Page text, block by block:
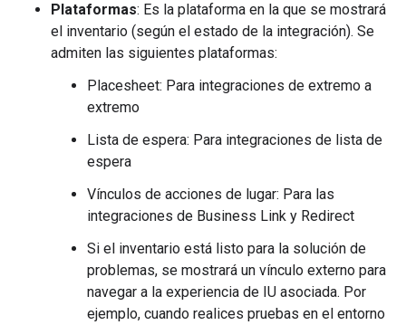
Plataformas: Es la plataforma en la que se mostrará
el inventario (según el estado de la integración). Se
admiten las siguientes plataformas:
Placesheet: Para integraciones de extremo a
extremo
Lista de espera: Para integraciones de lista de
espera
Vínculos de acciones de lugar: Para las
integraciones de Business Link y Redirect
Si el inventario está listo para la solución de
problemas, se mostrará un vínculo externo para
navegar a la experiencia de IU asociada. Por
ejemplo, cuando realices pruebas en el entorno